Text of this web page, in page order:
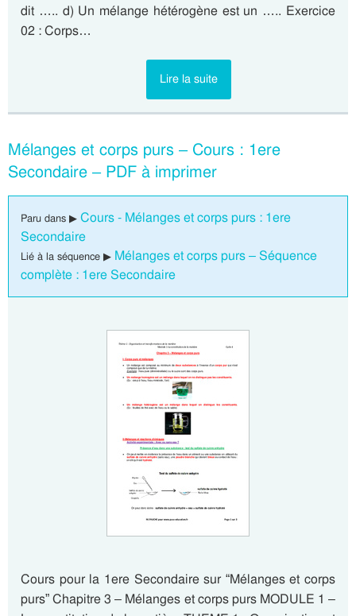
dit ….. d) Un mélange hétérogène est un ….. Exercice
02 : Corps…
Lire la suite
Mélanges et corps purs – Cours : 1ere
Secondaire – PDF à imprimer
Paru dans ▶ Cours - Mélanges et corps purs : 1ere
Secondaire
Lié à la séquence ▶ Mélanges et corps purs – Séquence
complète : 1ere Secondaire
Cours pour la 1ere Secondaire sur “Mélanges et corps
purs” Chapitre 3 – Mélanges et corps purs MODULE 1 –